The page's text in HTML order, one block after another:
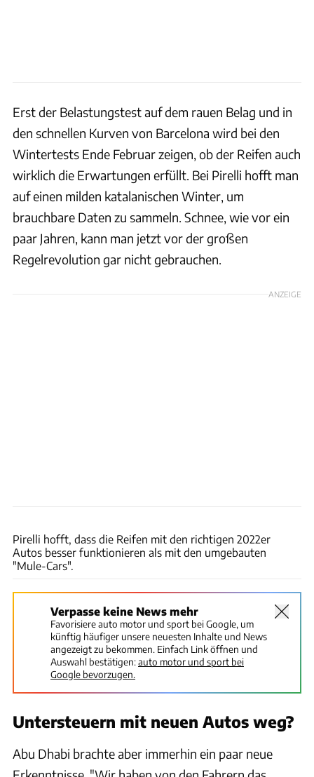
Erst der Belastungstest auf dem rauen Belag und in
den schnellen Kurven von Barcelona wird bei den
Wintertests Ende Februar zeigen, ob der Reifen auch
wirklich die Erwartungen erfüllt. Bei Pirelli hofft man
auf einen milden katalanischen Winter, um
brauchbare Daten zu sammeln. Schnee, wie vor ein
paar Jahren, kann man jetzt vor der großen
Regelrevolution gar nicht gebrauchen.
ANZEIGE
Pirelli hofft, dass die Reifen mit den richtigen 2022er
Autos besser funktionieren als mit den umgebauten
"Mule-Cars".
Verpasse keine News mehr
Favorisiere auto motor und sport bei Google, um
künftig häufiger unsere neuesten Inhalte und News
angezeigt zu bekommen. Einfach Link öffnen und
Auswahl bestätigen:auto motor und sport bei
Google bevorzugen.
Untersteuern mit neuen Autos weg?
Abu Dhabi brachte aber immerhin ein paar neue